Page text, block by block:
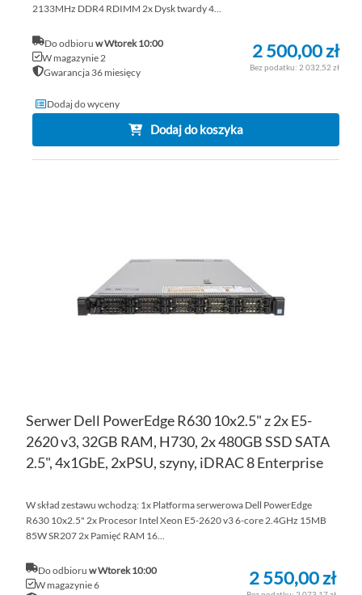
2133MHz DDR4 RDIMM 2x Dysk twardy 4...
Do odbioruw Wtorek 10:00
W magazynie 2
Gwarancja 36 miesięcy
2 500,00 zł
2 032,52 zł
Dodaj do wyceny
Dodaj do koszyka
Serwer Dell PowerEdge R630 10x2.5" z 2x E5-
2620 v3, 32GB RAM, H730, 2x 480GB SSD SATA
2.5", 4x1GbE, 2xPSU, szyny, iDRAC 8 Enterprise
W skład zestawu wchodzą: 1x Platforma serwerowa Dell PowerEdge
R630 10x2.5" 2x Procesor Intel Xeon E5-2620 v3 6-core 2.4GHz 15MB
85W SR207 2x Pamięć RAM 16...
Do odbioru w Wtorek 10:00
W magazynie 6
2 550,00 zł